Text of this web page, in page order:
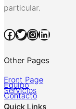
particular.
Facebook Twitter InstagramLinkedIn
Other Pages
Front Page
Equipo
Servicios
Contacto
Quick Links